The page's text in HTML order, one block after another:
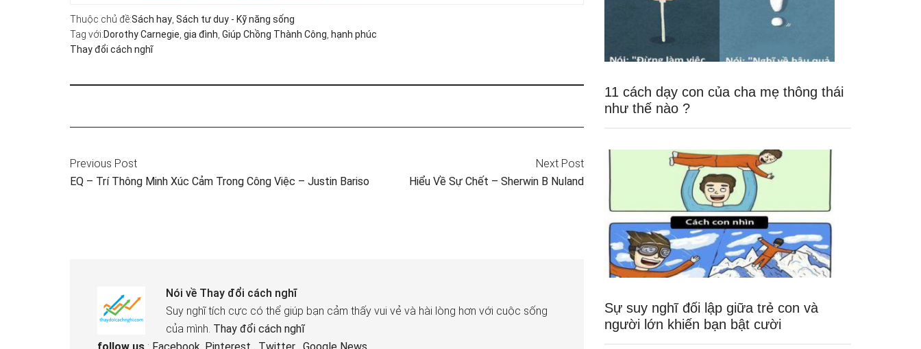
Thuộc chủ đề:Sách hay Sách tư duy - Kỹ năng sống
Tag với:Dorothy Carnegie gia đình Giúp Chồng Thành Công hạnh phúc
Thay đổi cách nghĩ
Previous Post
EQ – Trí Thông Minh Xúc Cảm Trong Công Việc – Justin Bariso
Next Post
Hiểu Về Sự Chết – Sherwin B Nuland
Nói về Thay đổi cách nghĩ
Suy nghĩ tích cực có thể giúp bạn cảm thấy vui vẻ và hài lòng hơn với cuộc sống
của mình. Thay đổi cách nghĩ
11 cách dạy con của cha mẹ thông thái
như thế nào ?
Sự suy nghĩ đối lập giữa trẻ con và
người lớn khiến bạn bật cười